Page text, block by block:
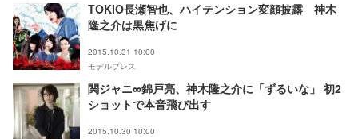
TOKIO長瀬智也、ハイテンション変顔披露 神木
隆之介は黒焦げに
2015.10.31 10:00
モデルプレス
関ジャニ∞錦戸亮、神木隆之介に「ずるいな」 初2
ショットで本音飛び出す
2015.10.30 10:00